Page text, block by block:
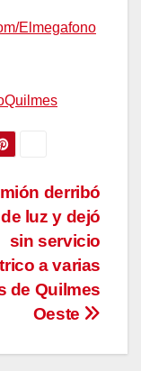
Elmegafono
derribó
luz y dejó
sin servicio
a varias
de Quilmes
Oeste